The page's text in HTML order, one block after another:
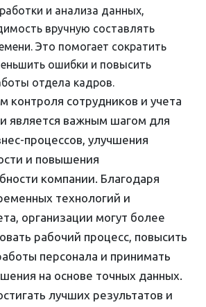
и анализа данных,
вручную составлять
Это помогает сократить
ошибки и повысить
отдела кадров.
контроля сотрудников и учета
является важным шагом для
процессов, улучшения
и повышения
компании. Благодаря
технологий и
организации могут более
рабочий процесс, повысить
персонала и принимать
на основе точных данных.
лучших результатов и